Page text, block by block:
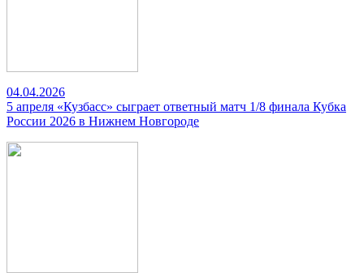
04.04.2026
5 апреля «Кузбасс» сыграет ответный матч 1/8 финала Кубка
России 2026 в Нижнем Новгороде